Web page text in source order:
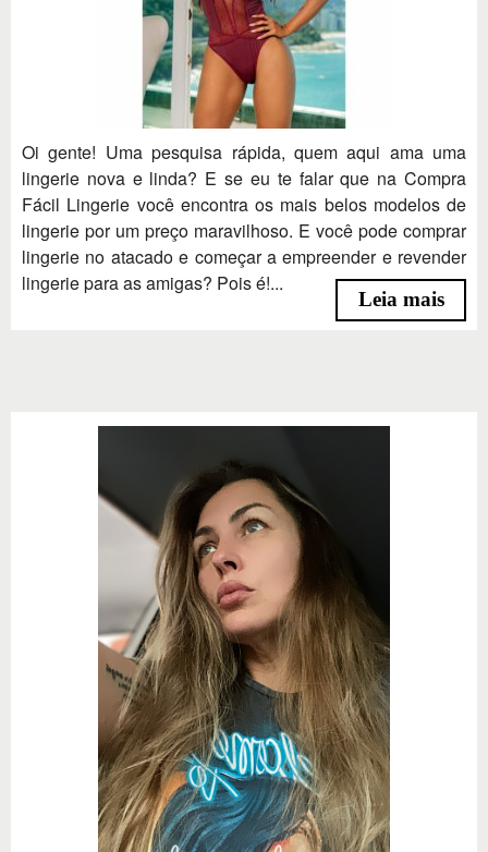
Oi gente! Uma pesquisa rápida, quem aqui ama uma
lingerie nova e linda? E se eu te falar que na Compra
Fácil Lingerie você encontra os mais belos modelos de
lingerie por um preço maravilhoso. E você pode comprar
lingerie no atacado e começar a empreender e revender
lingerie para as amigas? Pois é!...
Leia mais